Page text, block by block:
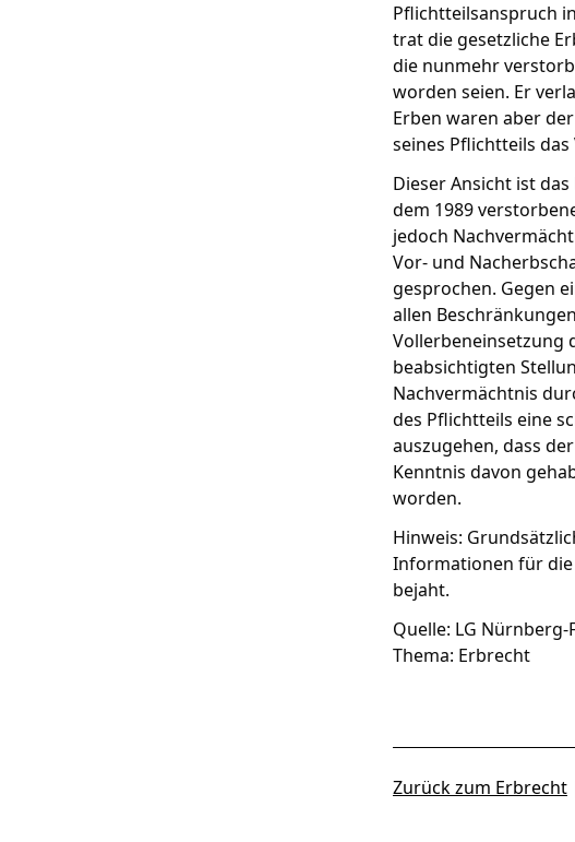
Pflichtteilsanspruch
trat die gesetzliche
die nunmehr
worden seien. Er
Erben waren aber
seines Pflichtteils
Dieser Ansicht ist
dem 1989
jedoch
Vor- und
gesprochen. Gegen
allen
Vollerbeneinsetzung
beabsichtigten
Nachvermächtnis
des Pflichtteils eine
auszugehen, dass
Kenntnis davon
worden.
Hinweis:
Informationen für die
bejaht.
Quelle: LG Nürnberg-
Thema: Erbrecht
Zurück zum Erbrecht